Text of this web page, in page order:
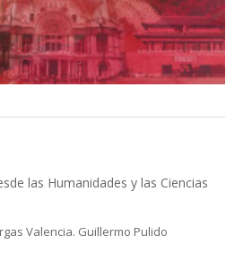
las Humanidades y las Ciencias
Valencia. Guillermo Pulido